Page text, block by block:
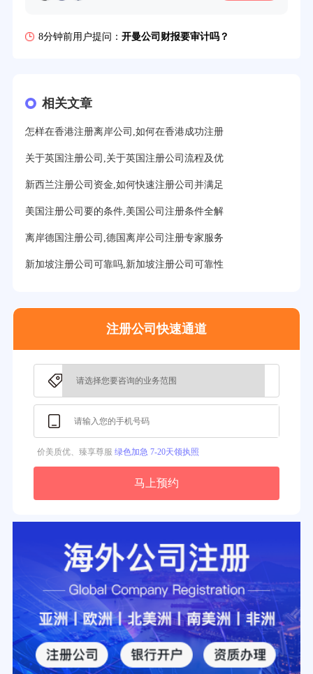
12分钟前用户提问：香港公司所得税税率是多少？
27分钟前用户提问： 注册BVI公司所需资料和流程？
31分钟前用户提问：在迪拜注册公司需要什么条件？
32分钟前用户提问： 注册美国公司详细流程有？
3分钟前用户提问：
相关文章
怎样在香港注册离岸公司,如何在香港成功注册
关于英国注册公司,关于英国注册公司流程及优
新西兰注册公司资金,如何快速注册公司并满足
美国注册公司要的条件,美国公司注册条件全解
离岸德国注册公司,德国离岸公司注册专家服务
新加坡注册公司可靠吗,新加坡注册公司可靠性
注册公司快速通道
价美质优、臻享尊服 绿色加急 7-20天领执照
马上预约